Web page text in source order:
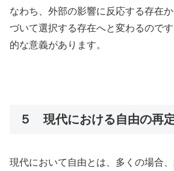
なわち、外部の影響に反応する存在
づいて選択する存在へと変わるので
的な意義があります。
５ 現代における自由の再
現代において自由とは、多くの場合